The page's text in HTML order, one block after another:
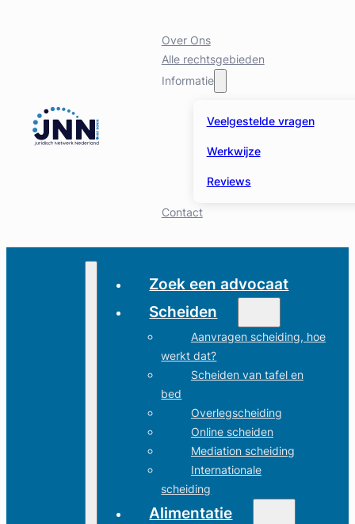
Over Ons
Alle rechtsgebieden
Informatie
Veelgestelde vragen
Werkwijze
Reviews
Contact
Zoek een advocaat
Scheiden
Aanvragen scheiding, hoe
werkt dat?
Scheiden van tafel en
bed
Overlegscheiding
Online scheiden
Mediation scheiding
Internationale
scheiding
Alimentatie